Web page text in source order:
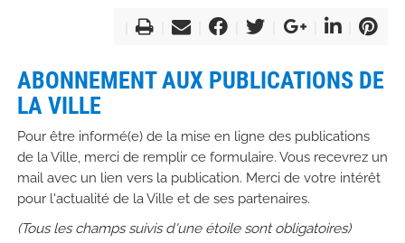
ABONNEMENT AUX PUBLICATIONS DE
LA VILLE
Pour être informé(e) de la mise en ligne des publications
de la Ville, merci de remplir ce formulaire. Vous recevrez un
mail avec un lien vers la publication. Merci de votre intérêt
pour l'actualité de la Ville et de ses partenaires.
(Tous les champs suivis d'une étoile sont obligatoires)